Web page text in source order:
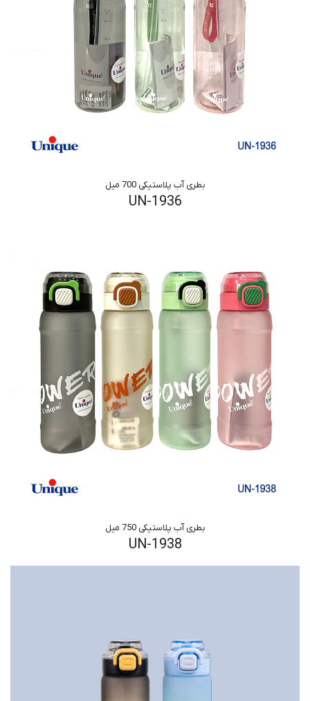
بطری آب پلاستیکی 700 میل
UN-1936
بطری آب پلاستیکی 750 میل
UN-1938